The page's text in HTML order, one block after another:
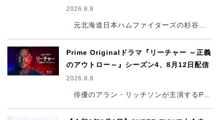
2026.8.8
Prime Originalドラマ『リーチャー ～正義
のアウトロー～』シーズン4、8月12日配信
2026.8.8